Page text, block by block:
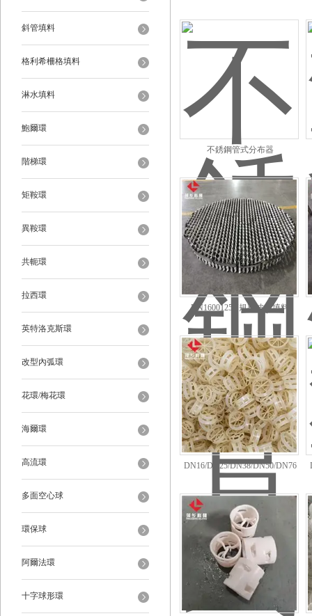
斜管填料
格利希柵格填料
淋水填料
鮑爾環
階梯環
矩鞍環
異鞍環
共軛環
拉西環
英特洛克斯環
改型內弧環
花環/梅花環
海爾環
高流環
多面空心球
環保球
阿爾法環
十字球形環
不銹鋼管式分布器
DN1600125Y規整波紋填料
DN16/DN25/DN38/DN50/DN76